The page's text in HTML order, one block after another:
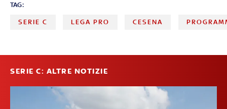
TAG:
SERIE C LEGA PRO CESENA
SERIE C: ALTRE NOTIZIE